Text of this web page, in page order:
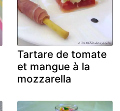
Tartare de tomate
et mangue à la
mozzarella